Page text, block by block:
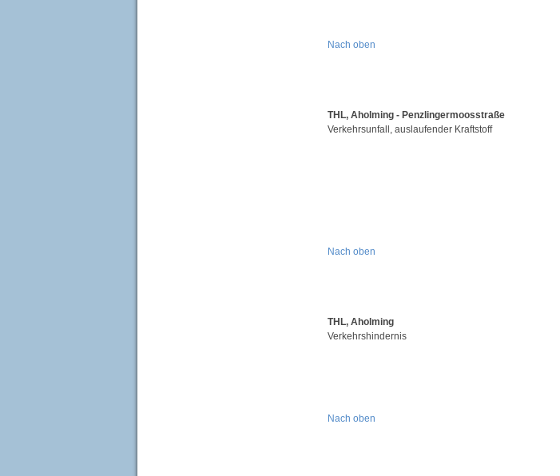
Nach oben
THL, Aholming - Penzlingermoosstraße
Verkehrsunfall, auslaufender Kraftstoff
Nach oben
THL, Aholming
Verkehrshindernis
Nach oben